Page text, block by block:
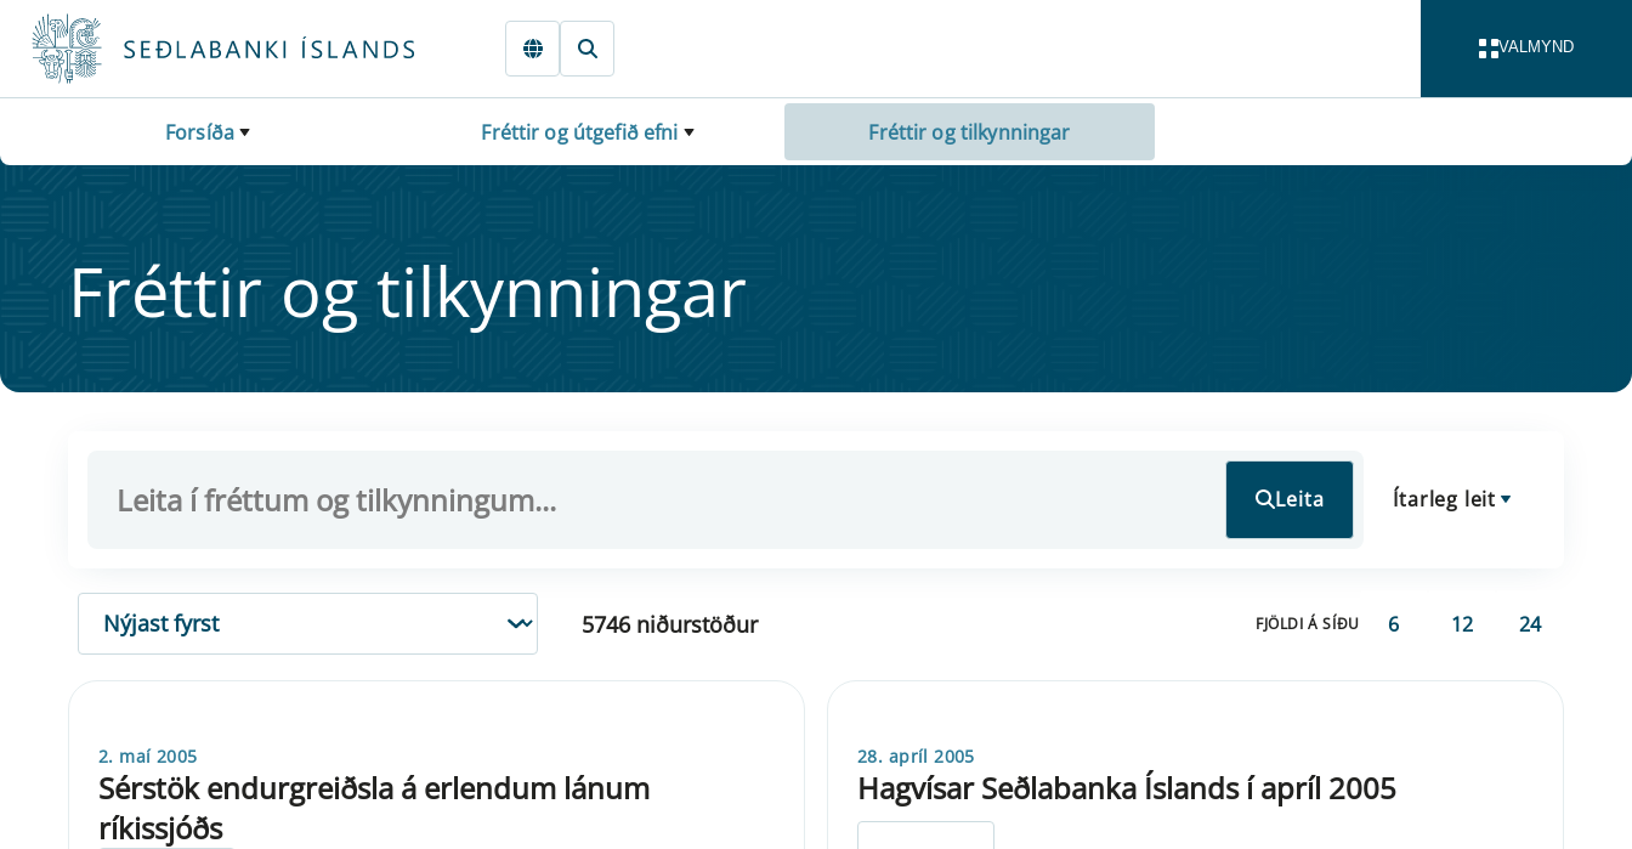
Fara beint í Meginmál
VALMYND
Forsíða Fréttir og útgefið efni Fréttir og tilkynningar
Frétt­ir og til­kynn­ing­ar
Leita Ítarleg leit
RÖÐUN
5746 niðurstöður FJÖLDI Á SÍÐU 6 12 24
2. maí 2005
Sérstök endurgreiðsla á erlendum lánum
ríkissjóðs
28. apríl 2005
Hagvísar Seðlabanka Íslands í apríl 2005